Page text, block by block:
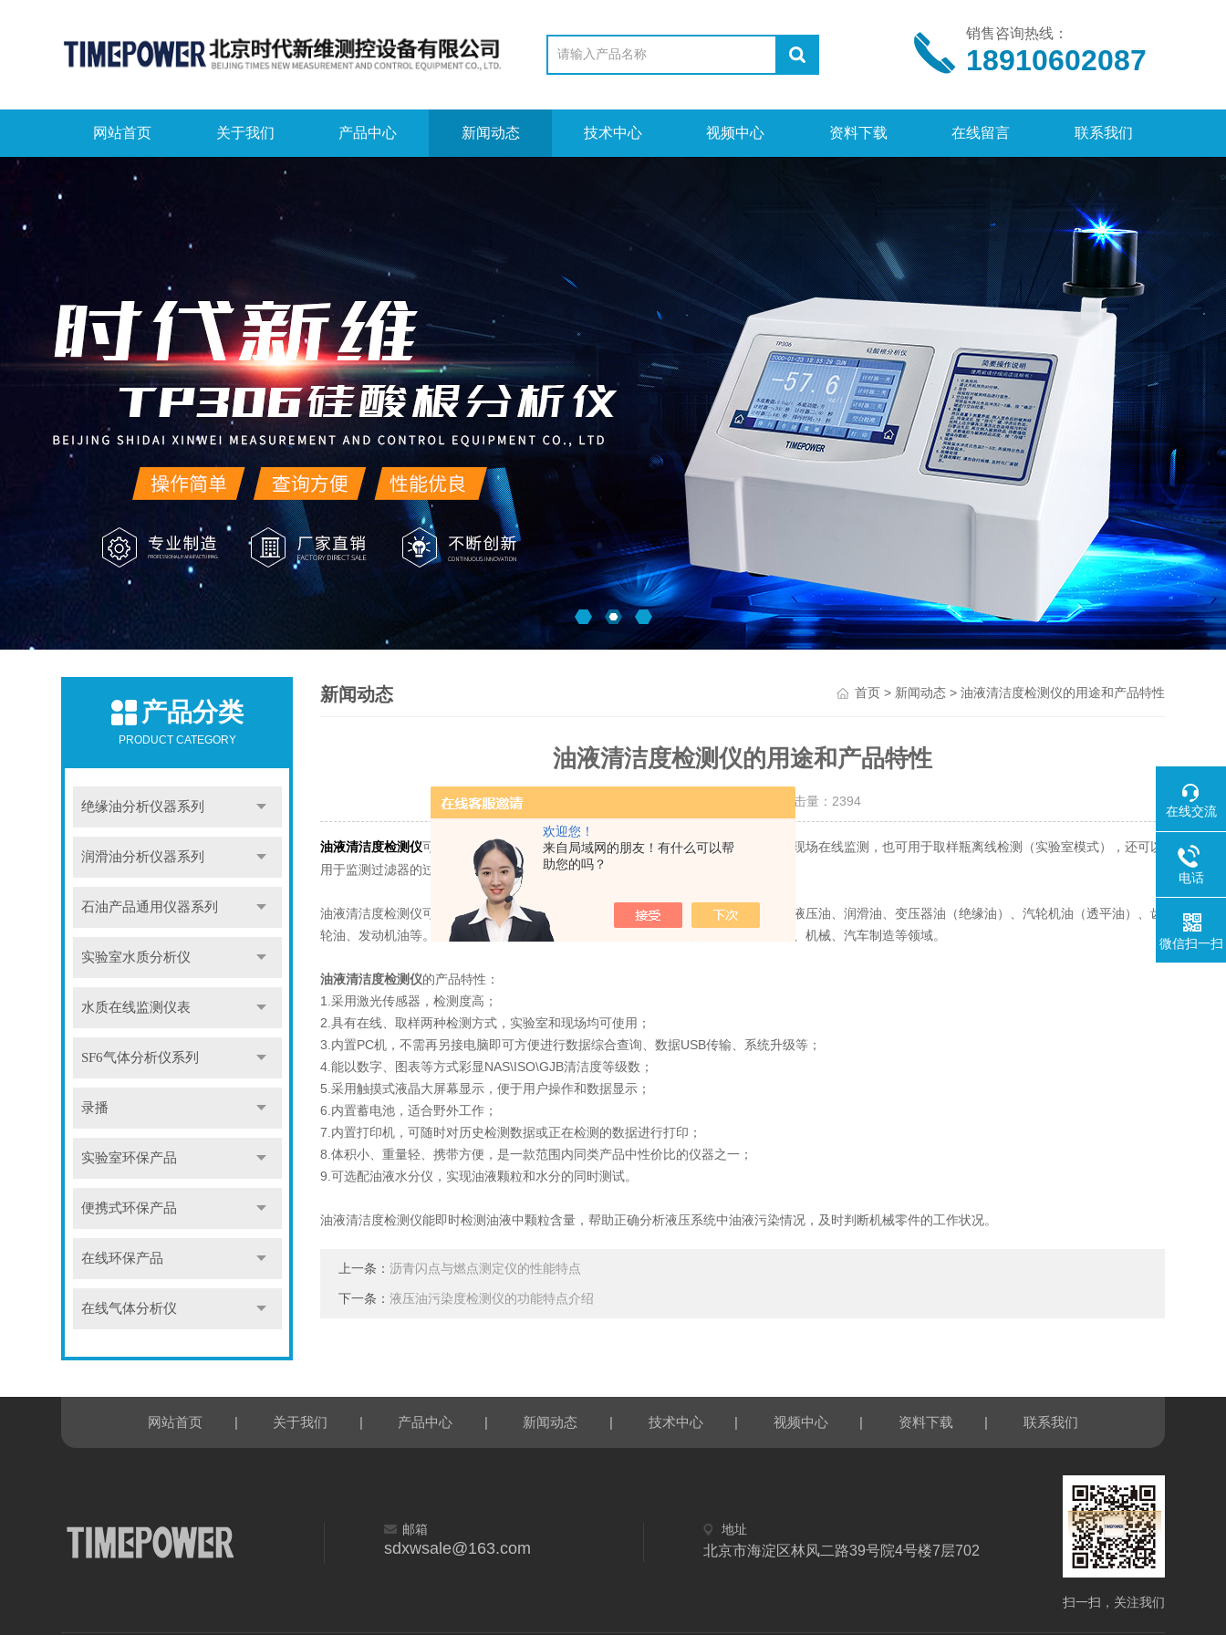
欢迎您！
来自局域网的朋友！有什么可以帮
助您的吗？
销售咨询热线：
18910602087
网站首页 关于我们 产品中心 新闻动态 技术中心 视频中心 资料下载 在线留言 联系我们
产品分类
PRODUCT CATEGORY
绝缘油分析仪器系列
润滑油分析仪器系列
石油产品通用仪器系列
实验室水质分析仪
水质在线监测仪表
SF6气体分析仪系列
录播
实验室环保产品
便携式环保产品
在线环保产品
在线气体分析仪
新闻动态 首页> 新闻动态> 油液清洁度检测仪的用途和产品特性
油液清洁度检测仪的用途和产品特性
更新时间：2019-09-18 点击量： 2394
油液清洁度检测仪可用于检测油液中固体颗粒的数量和颗粒的分布情况，如：可用于现场在线监测，也可用于取样瓶离线检测（实验室模式），还可以
用于监测过滤器的过滤效果等场合。
油液清洁度检测仪可检测航空煤油、矿物油、合成油、磷酸脂油和水溶液，油液包括液压油、润滑油、变压器油（绝缘油）、汽轮机油（透平油）、齿
轮油、发动机油等。可广泛应用于航空航天、电力、石油、化工、交通、港口、冶金、机械、汽车制造等领域。
油液清洁度检测仪的产品特性：
1.采用激光传感器，检测度高；
2.具有在线、取样两种检测方式，实验室和现场均可使用；
3.内置PC机，不需再另接电脑即可方便进行数据综合查询、数据USB传输、系统升级等；
4.能以数字、图表等方式彩显NAS\ISO\GJB清洁度等级数；
5.采用触摸式液晶大屏幕显示，便于用户操作和数据显示；
6.内置蓄电池，适合野外工作；
7.内置打印机，可随时对历史检测数据或正在检测的数据进行打印；
8.体积小、重量轻、携带方便，是一款范围内同类产品中性价比的仪器之一；
9.可选配油液水分仪，实现油液颗粒和水分的同时测试。
油液清洁度检测仪能即时检测油液中颗粒含量，帮助正确分析液压系统中油液污染情况，及时判断机械零件的工作状况。
上一条：沥青闪点与燃点测定仪的性能特点
下一条：液压油污染度检测仪的功能特点介绍
网站首页 | 关于我们 | 产品中心 | 新闻动态 | 技术中心 | 视频中心 | 资料下载 | 联系我们
邮箱
sdxwsale@163.com
地址
北京市海淀区林风二路39号院4号楼7层702
扫一扫，关注我们
在线交流
电话
微信扫一扫